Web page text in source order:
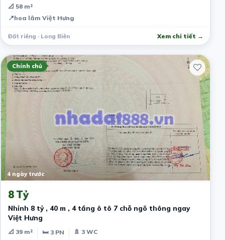
📐 58 m²
📍hoa lâm Việt Hưng
Đất riêng · Long Biên Xem chi tiết →
Chính chủ
4 ngày trước
8 Tỷ
Nhỉnh 8 tỷ , 40 m , 4 tầng ô tô 7 chỗ ngõ thông ngay
Việt Hưng
📐 39 m² 🛏 3 PN
🚿 3 WC